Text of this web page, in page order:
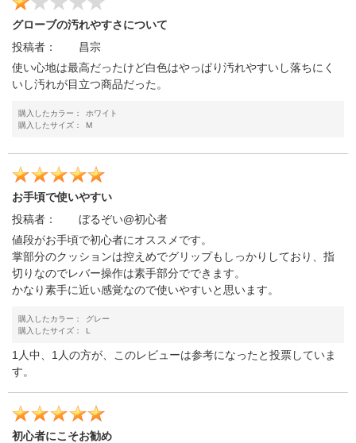
グローブの汚れやすさについて
投稿者：
昌宗
使い心地は最高だったけど白色はやっぱり汚れやすいし落ちにく
いし汚れが目立つ商品だった。
購入したカラー：
ホワイト
購入したサイズ：
M
お手頃で使いやすい
投稿者：
ぼるぞい@初心者
値段がお手頃で初心者にオススメです。
掌部分のクッションは控えめでグリップもしっかりしており、指
切りなのでレバー操作は素手部分でできます。
かなり素手に近い感覚なので使いやすいと思います。
購入したカラー：
グレー
購入したサイズ：
L
1人中、1人の方が、このレビューは参考になったと投票していま
す。
初心者にこそお勧め